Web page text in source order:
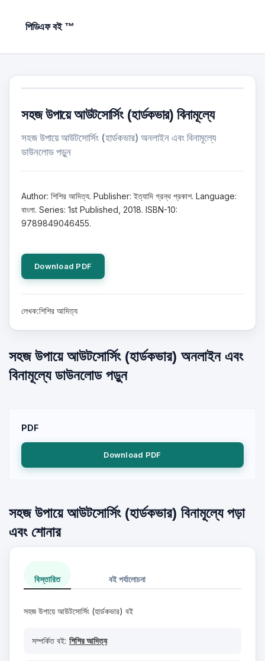
পিডিএফ বই ™
সহজ উপায়ে আউটসোর্সিং (হার্ডকভার) বিনামূল্যে
সহজ উপায়ে আউটসোর্সিং (হার্ডকভার) অনলাইন এবং বিনামূল্যে
ডাউনলোড পড়ুন
Author: শিশির আদিত্য. Publisher: ইত্যাদি গ্রন্থ প্রকাশ. Language:
বাংলা. Series: 1st Published, 2018. ISBN-10:
9789849046455.
Download PDF
লেখক:শিশির আদিত্য
সহজ উপায়ে আউটসোর্সিং (হার্ডকভার) অনলাইন এবং
বিনামূল্যে ডাউনলোড পড়ুন
PDF
Download PDF
সহজ উপায়ে আউটসোর্সিং (হার্ডকভার) বিনামূল্যে পড়া
এবং শোনার
বিস্তারিত বই পর্যালোচনা
সহজ উপায়ে আউটসোর্সিং (হার্ডকভার) বই
সম্পর্কিত বই: শিশির আদিত্য